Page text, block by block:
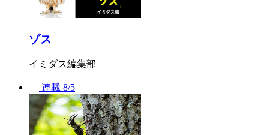
ゾス
イミダス編集部
連載 8/5